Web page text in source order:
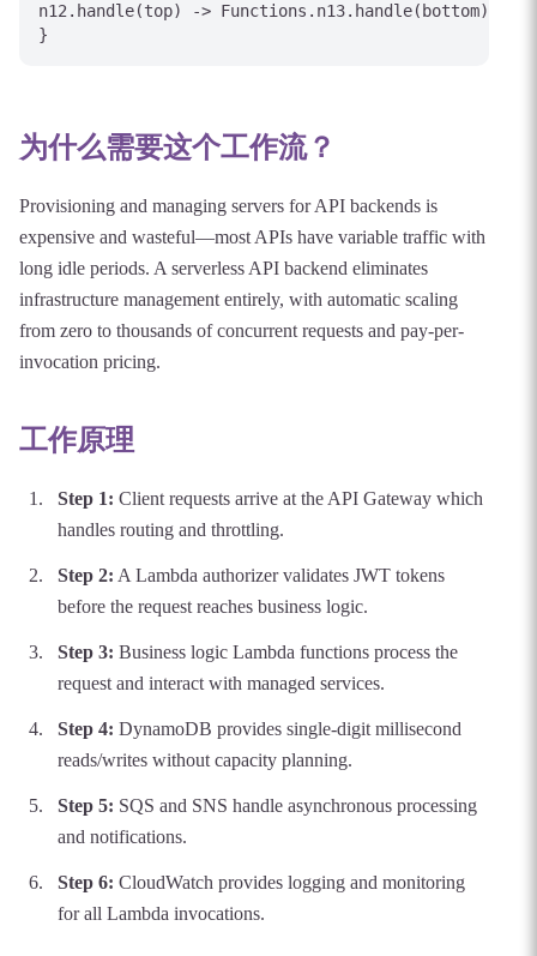
n12.handle(top) -> Functions.n13.handle(bottom)
为什么需要这个工作流？
Provisioning and managing servers for API backends is
expensive and wasteful—most APIs have variable traffic with
long idle periods. A serverless API backend eliminates
infrastructure management entirely, with automatic scaling
from zero to thousands of concurrent requests and pay-per-
invocation pricing.
工作原理
Step 1: Client requests arrive at the API Gateway which
handles routing and throttling.
Step 2: A Lambda authorizer validates JWT tokens
before the request reaches business logic.
Step 3: Business logic Lambda functions process the
request and interact with managed services.
Step 4: DynamoDB provides single-digit millisecond
reads/writes without capacity planning.
Step 5: SQS and SNS handle asynchronous processing
and notifications.
Step 6: CloudWatch provides logging and monitoring
for all Lambda invocations.